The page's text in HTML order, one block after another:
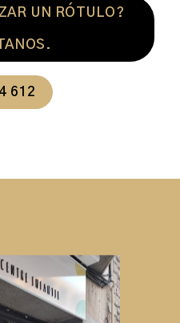
UN RÓTULO?
612